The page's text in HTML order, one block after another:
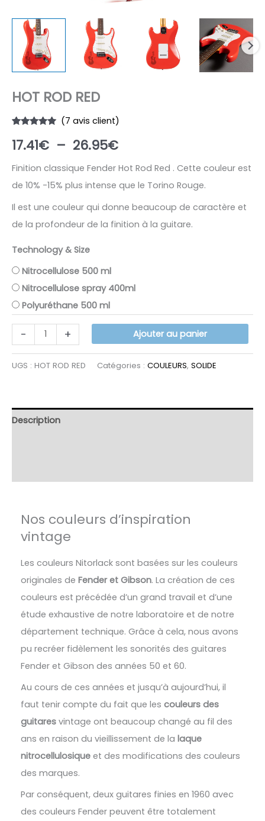
HOT ROD RED
sur 5
basé sur
client
(7 avis client)
17.41€ – 26.95€Plage
de
prix :
17.41€
Finition classique Fender Hot Rod Red . Cette couleur est
de 10% -15% plus intense que le Torino Rouge.
Il est une couleur qui donne beaucoup de caractère et
de la profondeur de la finition à la guitare.
Technology & Size
Nitrocellulose 500 ml
Nitrocellulose spray 400ml
Polyuréthane 500 ml
-
quantité
de
HOT
+ Ajouter au panier
UGS : HOT ROD RED Catégories : COULEURS, SOLIDE
Description
Nos couleurs d’inspiration
vintage
Les couleurs Nitorlack sont basées sur les couleurs
originales de Fender et Gibson. La création de ces
couleurs est précédée d’un grand travail et d’une
étude exhaustive de notre laboratoire et de notre
département technique. Grâce à cela, nous avons
pu recréer fidèlement les sonorités des guitares
Fender et Gibson des années 50 et 60.
Au cours de ces années et jusqu’à aujourd’hui, il
faut tenir compte du fait que les couleurs des
guitares vintage ont beaucoup changé au fil des
ans en raison du vieillissement de la laque
nitrocellulosique et des modifications des couleurs
des marques.
Par conséquent, deux guitares finies en 1960 avec
des couleurs Fender peuvent être totalement